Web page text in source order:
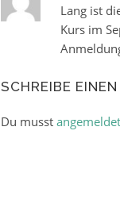
Lang ist
Kurs im
SCHREIBE
Du musst angemeldet